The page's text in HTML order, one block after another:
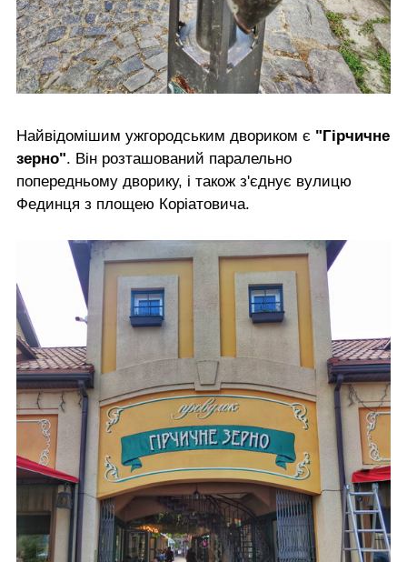
Найвідомішим ужгородським двориком є "Гірчичне
зерно". Він розташований паралельно
попередньому дворику, і також з'єднує вулицю
Фединця з площею Коріатовича.